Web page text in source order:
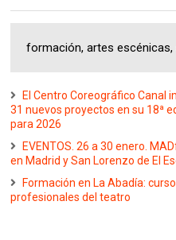
formación, artes
El Centro Coreográfico Canal
31 nuevos proyectos en su 18ª
para 2026
EVENTOS. 26 a 30 enero.
en Madrid y San Lorenzo de El
Formación en La Abadía:
profesionales del teatro